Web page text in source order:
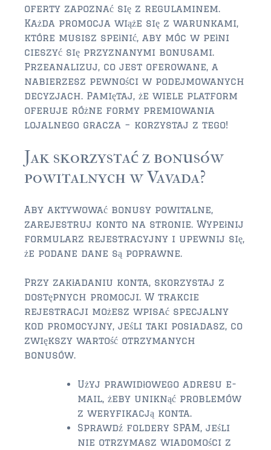
$150,000 – $350,000
$350,000 – $500,000
$500,000 – $750,000
$750,000 – $1,000,000
$1,000,000 – $2,000,000
PONTE VEDRA / NOCATEE
$150,000 and down
$150,000 – $300,000
$500,000 = $750,000
$750,000 – $1,000,000
$1,000,000 – $2,000,000
$2,000,000 and up
PONTE VEDRA BEACH
$150,000 – $350,000
$350,000 – $500,000
oferty zapoznać się z regulaminem.
Każda promocja wiąże się z warunkami,
które musisz spełnić, aby móc w pełni
cieszyć się przyznanymi bonusami.
Przeanalizuj, co jest oferowane, a
nabierzesz pewności w podejmowanych
decyzjach. Pamiętaj, że wiele platform
oferuje różne formy premiowania
lojalnego gracza – korzystaj z tego!
Jak skorzystać z bonusów
powitalnych w Vavada?
Aby aktywować bonusy powitalne,
zarejestruj konto na stronie. Wypełnij
formularz rejestracyjny i upewnij się,
że podane dane są poprawne.
Przy zakładaniu konta, skorzystaj z
dostępnych promocji. W trakcie
rejestracji możesz wpisać specjalny
kod promocyjny, jeśli taki posiadasz, co
zwiększy wartość otrzymanych
bonusów.
Użyj prawidłowego adresu e-
mail, żeby uniknąć problemów
z weryfikacją konta.
Sprawdź foldery SPAM, jeśli
nie otrzymasz wiadomości z